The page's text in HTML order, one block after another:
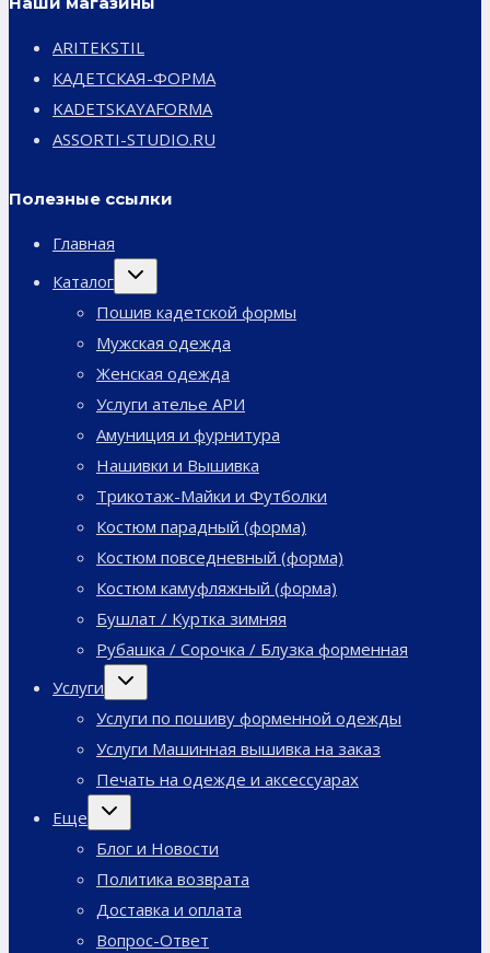
ARITEKSTIL
КАДЕТСКАЯ-ФОРМА
KADETSKAYAFORMA
ASSORTI-STUDIO.RU
Полезные ссылки
Главная
Каталог
Переключить
Пошив кадетской формы
Мужская одежда
Женская одежда
Услуги ателье АРИ
Амуниция и фурнитура
Нашивки и Вышивка
Трикотаж-Майки и Футболки
Костюм парадный (форма)
Костюм повседневный (форма)
Костюм камуфляжный (форма)
Бушлат / Куртка зимняя
Рубашка / Сорочка / Блузка форменная
Услуги
Переключить
Услуги по пошиву форменной одежды
Услуги Машинная вышивка на заказ
Печать на одежде и аксессуарах
Еще
Переключить
Блог и Новости
Политика возврата
Доставка и оплата
Вопрос-Ответ